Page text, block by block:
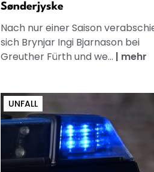
Sønderjyske
Nach nur einer Saison
sich Brynjar Ingi Bjarnason bei
Greuther Fürth und we... | mehr
UNFALL